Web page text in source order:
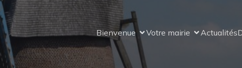
Bienvenue Votre mairie Actualités